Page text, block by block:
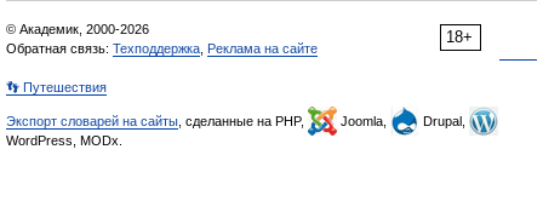
18+
© Академик, 2000-2026
Обратная связь: Техподдержка Реклама на сайте
👣 Путешествия
Экспорт словарей на сайты , сделанные на PHP, Joomla,
Drupal,
WordPress, MODx.